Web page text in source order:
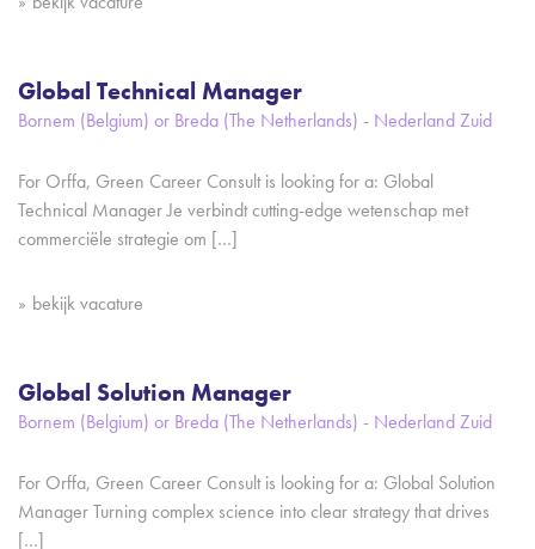
Global Technical Manager
Bornem (Belgium) or Breda (The Netherlands) - Nederland Zuid
For Orffa, Green Career Consult is looking for a: Global
Technical Manager Je verbindt cutting-edge wetenschap met
commerciële strategie om […]
bekijk vacature
Global Solution Manager
Bornem (Belgium) or Breda (The Netherlands) - Nederland Zuid
For Orffa, Green Career Consult is looking for a: Global Solution
Manager Turning complex science into clear strategy that drives
[…]